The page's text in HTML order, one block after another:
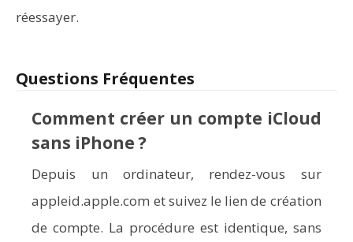
réessayer.
Questions Fréquentes
Comment créer un compte iCloud
sans iPhone ?
Depuis un ordinateur, rendez-vous sur
appleid.apple.com et suivez le lien de création
de compte. La procédure est identique, sans